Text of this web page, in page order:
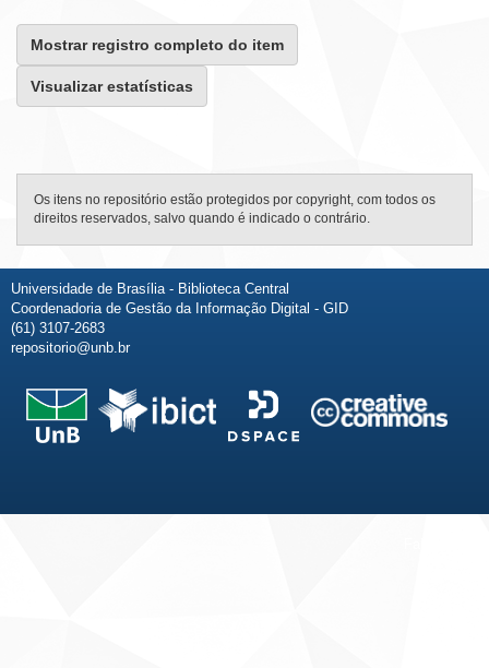
Mostrar registro completo do item
Visualizar estatísticas
Os itens no repositório estão protegidos por copyright, com todos os
direitos reservados, salvo quando é indicado o contrário.
Universidade de Brasília - Biblioteca Central
Coordenadoria de Gestão da Informação Digital - GID
(61) 3107-2683
repositorio@unb.br